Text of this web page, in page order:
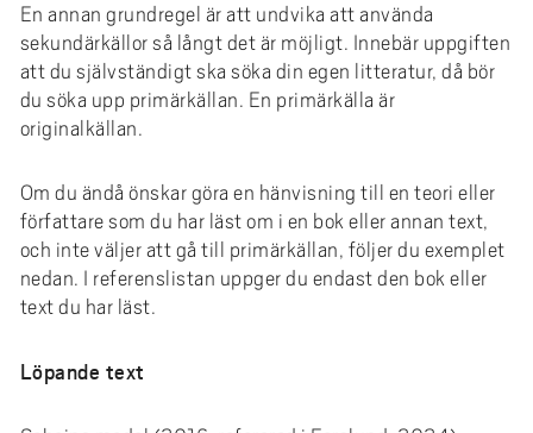
En annan grundregel är att undvika att använda
sekundärkällor så långt det är möjligt. Innebär uppgiften
att du självständigt ska söka din egen litteratur, då bör
du söka upp primärkällan. En primärkälla är
originalkällan.
Om du ändå önskar göra en hänvisning till en teori eller
författare som du har läst om i en bok eller annan text,
och inte väljer att gå till primärkällan, följer du exemplet
nedan. I referenslistan uppger du endast den bok eller
text du har läst.
Löpande text